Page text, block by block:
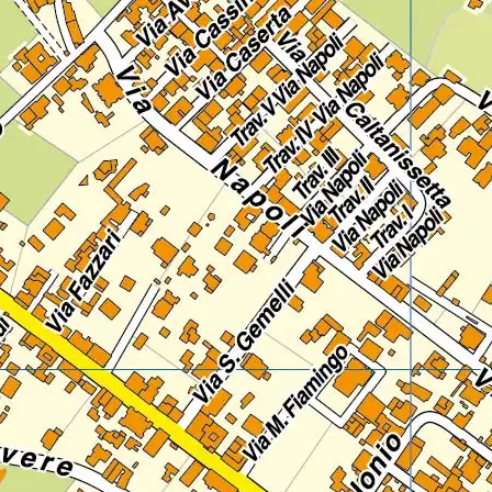
Lazio
Regione
Liguria
Regione
Lombardia
Regione
Marche
Regione
Molise
Regione
Piemonte
Regione
Puglia
Regione
Sardegna